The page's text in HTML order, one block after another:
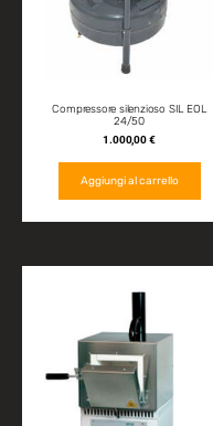
Compressore silenzioso SIL EOL
24/50
1.000,00€
Aggiungi al carrello